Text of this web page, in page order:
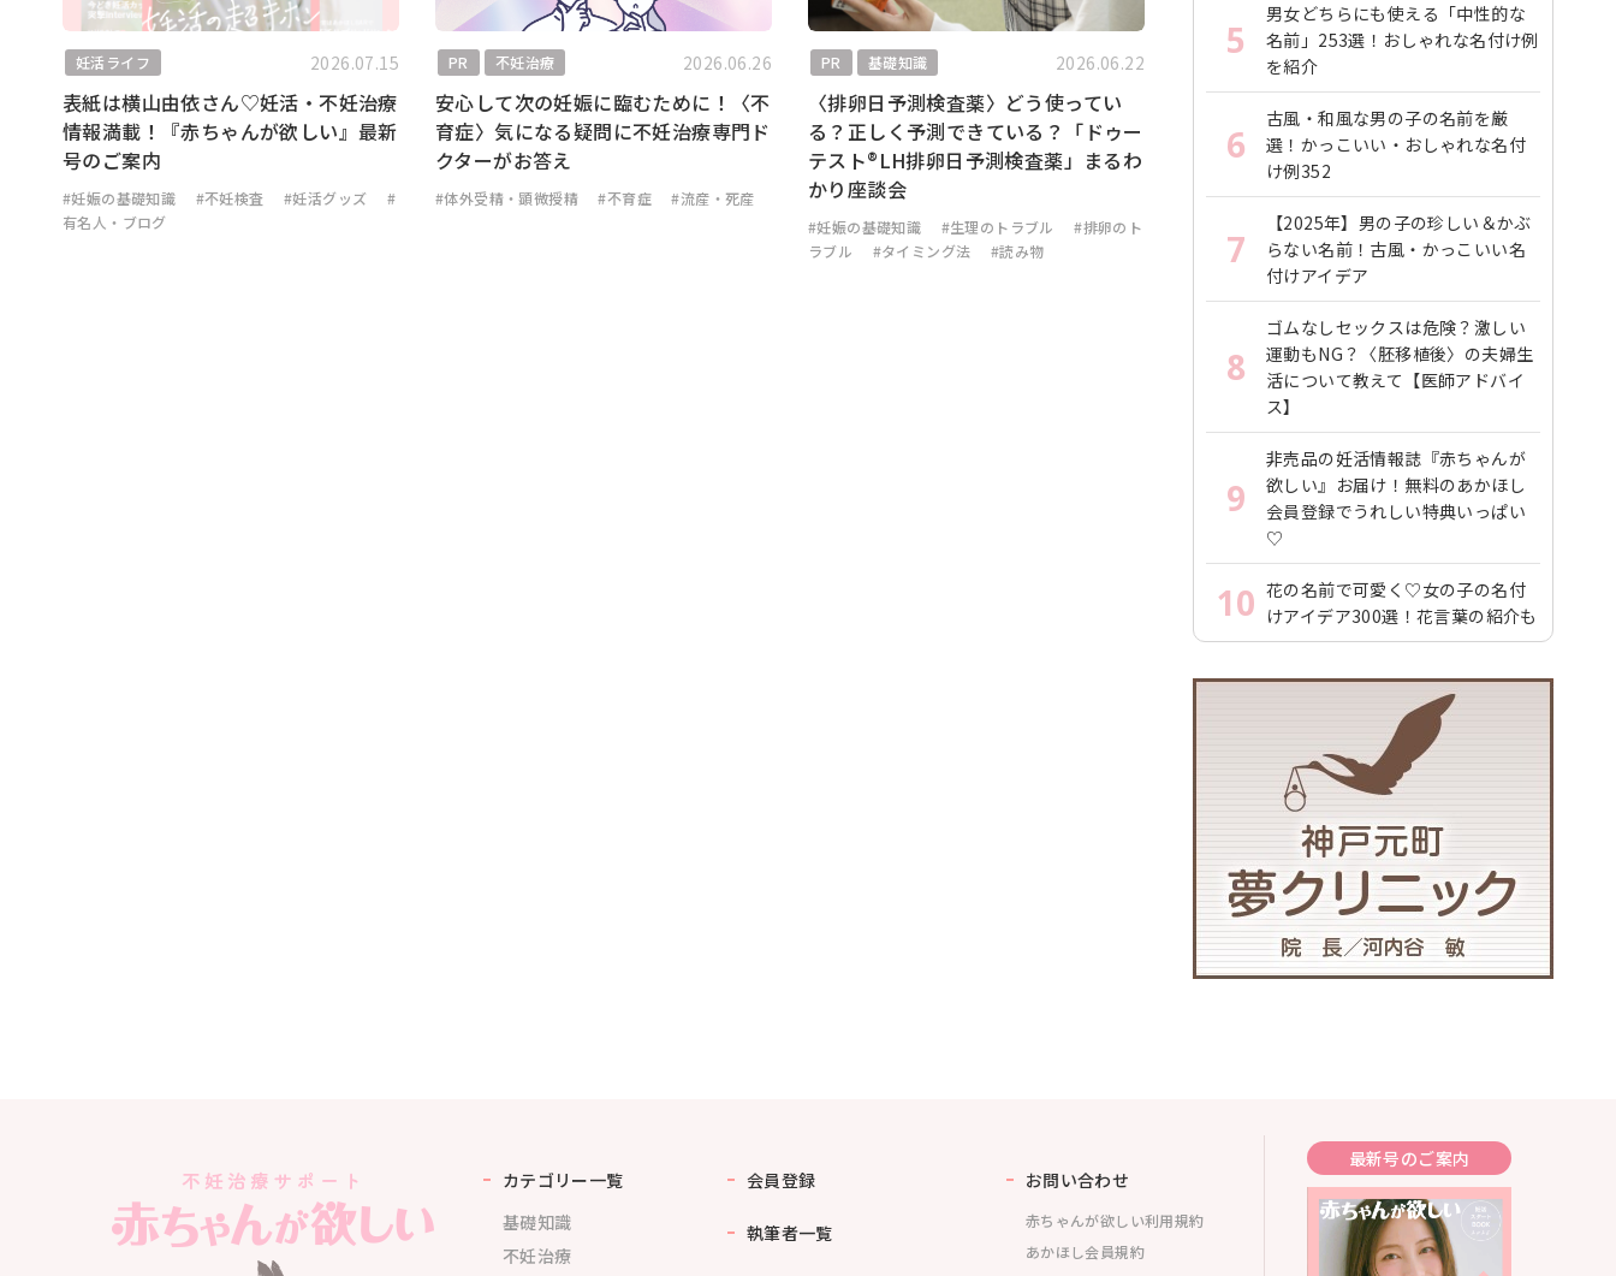
妊活ライフ 2026.07.15
表紙は横山由依さん♡妊活・不妊治療
情報満載！『赤ちゃんが欲しい』最新
号のご案内
#妊娠の基礎知識 #不妊検査 #妊活グッズ
#
有名人・ブログ
PR 不妊治療 2026.06.26
安心して次の妊娠に臨むために！〈不
育症〉気になる疑問に不妊治療専門ド
クターがお答え
#体外受精・顕微授精 #不育症 #流産・死産
PR 基礎知識 2026.06.22
〈排卵日予測検査薬〉どう使ってい
る？正しく予測できている？「ドゥー
テスト®LH排卵日予測検査薬」まるわ
かり座談会
#妊娠の基礎知識 #生理のトラブル
#排卵のト
ラブル
#タイミング法 #読み物
5
男女どちらにも使える「中性的な
名前」253選！おしゃれな名付け例
を紹介
6
古風・和風な男の子の名前を厳
選！かっこいい・おしゃれな名付
け例352
7
【2025年】男の子の珍しい＆かぶ
らない名前！古風・かっこいい名
付けアイデア
8
ゴムなしセックスは危険？激しい
運動もNG？〈胚移植後〉の夫婦生
活について教えて【医師アドバイ
ス】
9
非売品の妊活情報誌『赤ちゃんが
欲しい』お届け！無料のあかほし
会員登録でうれしい特典いっぱい
♡
10 花の名前で可愛く♡女の子の名付
けアイデア300選！花言葉の紹介も
カテゴリー一覧
基礎知識
不妊治療
会員登録
執筆者一覧
お問い合わせ
赤ちゃんが欲しい利用規約
あかほし会員規約
最新号のご案内